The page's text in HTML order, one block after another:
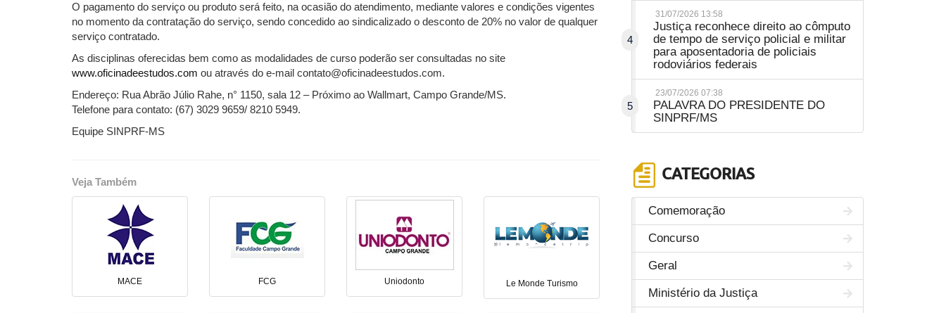
O pagamento do serviço ou produto será feito, na ocasião do atendimento, mediante valores e condições vigentes
no momento da contratação do serviço, sendo concedido ao sindicalizado o desconto de 20% no valor de qualquer
serviço contratado.
As disciplinas oferecidas bem como as modalidades de curso poderão ser consultadas no site
www.oficinadeestudos.com ou através do e-mail contato@oficinadeestudos.com.
Endereço: Rua Abrão Júlio Rahe, n° 1150, sala 12 – Próximo ao Wallmart, Campo Grande/MS.
Telefone para contato: (67) 3029 9659/ 8210 5949.
Equipe SINPRF-MS
Veja Também
MACE FCG Uniodonto Le Monde Turismo
4
31/07/2026 13:58
Justiça reconhece direito ao cômputo
de tempo de serviço policial e militar
para aposentadoria de policiais
rodoviários federais
5
23/07/2026 07:38
PALAVRA DO PRESIDENTE DO
SINPRF/MS
CATEGORIAS
Comemoração
Concurso
Geral
Ministério da Justiça